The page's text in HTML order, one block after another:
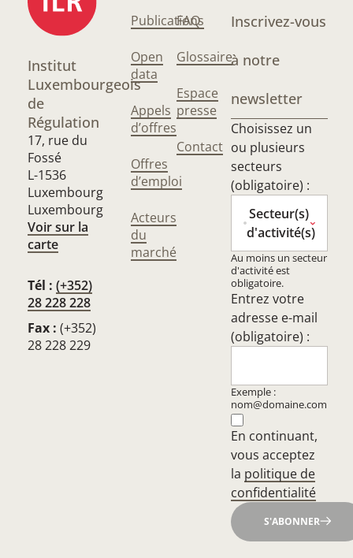
Institut
Luxembourgeois
de
Régulation
17, rue du
Fossé
L-1536
Luxembourg
Luxembourg
Voir sur la
carte
Tél : (+352)
28 228 228
Fax : (+352)
28 228 229
Publications
Open
data
Appels
d’offres
Offres
d’emploi
Acteurs
du
marché
FAQ
Glossaire
Espace
presse
Contact
Inscrivez-vous
à notre
newsletter
Choisissez un
ou plusieurs
secteurs
(obligatoire) :
Secteur(s)
d'activité(s)
Au moins un secteur
d'activité est
obligatoire.
Entrez votre
adresse e-mail
(obligatoire) :
Exemple :
nom@domaine.com
En continuant,
vous acceptez
la politique de
confidentialité
S'ABONNER